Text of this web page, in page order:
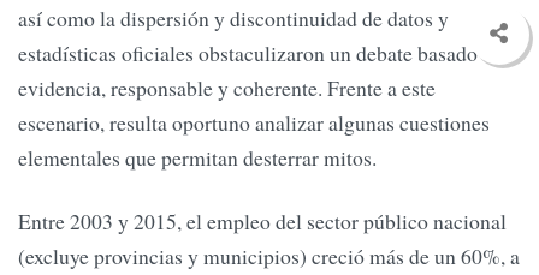
así como la dispersión y discontinuidad de datos y
estadísticas oficiales obstaculizaron un debate basado en
evidencia, responsable y coherente. Frente a este
escenario, resulta oportuno analizar algunas cuestiones
elementales que permitan desterrar mitos.
Entre 2003 y 2015, el empleo del sector público nacional
(excluye provincias y municipios) creció más de un 60%, a